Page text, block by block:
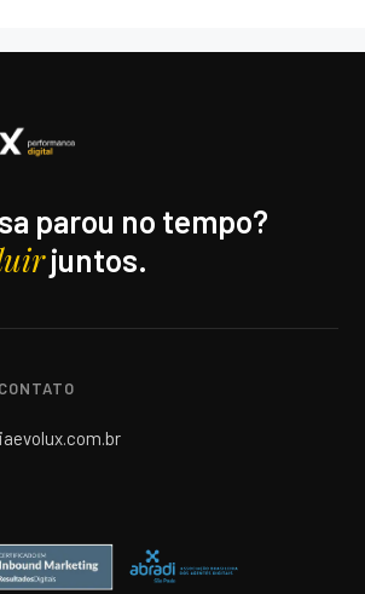
parou no tempo?
juntos.